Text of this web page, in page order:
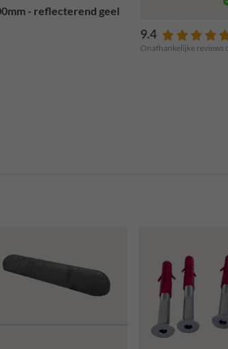
9.4
Onafhankelijke reviews
- reflecterend geel